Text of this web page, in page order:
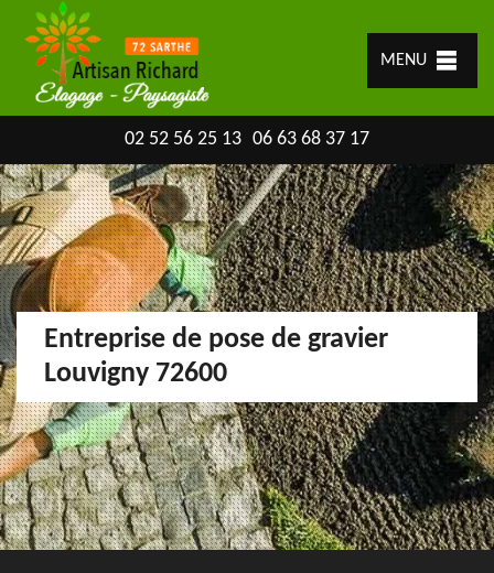
MENU
02 52 56 25 13 06 63 68 37 17
Entreprise de pose de gravier
Louvigny 72600